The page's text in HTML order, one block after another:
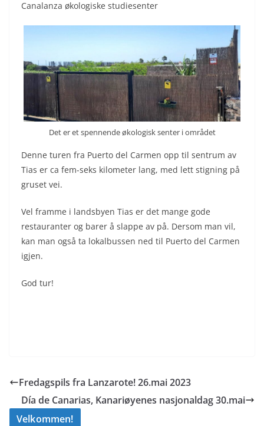
Canalanza økologiske studiesenter
Det er et spennende økologisk senter i området
Denne turen fra Puerto del Carmen opp til sentrum av
Tias er ca fem-seks kilometer lang, med lett stigning på
gruset vei.
Vel framme i landsbyen Tias er det mange gode
restauranter og barer å slappe av på. Dersom man vil,
kan man også ta lokalbussen ned til Puerto del Carmen
igjen.
God tur!
Fredagspils fra Lanzarote! 26.mai 2023
Día de Canarias, Kanariøyenes nasjonaldag 30.mai
Velkommen!